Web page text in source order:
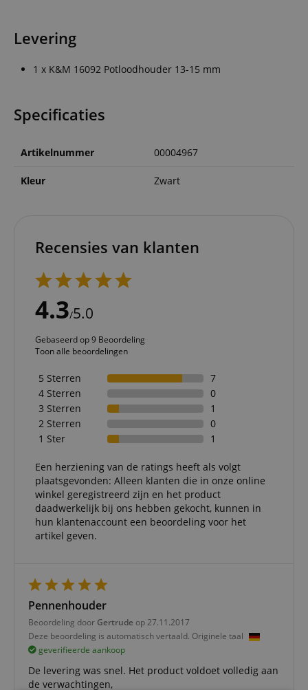
Levering
1 x K&M 16092 Potloodhouder 13-15 mm
Specificaties
Artikelnummer 00004967
Kleur Zwart
Recensies van klanten
4.3/5.0
Gebaseerd op 9 Beoordeling
Toon alle beoordelingen
5 Sterren
7
4 Sterren
0
3 Sterren
1
2 Sterren
0
1 Ster
1
Een herziening van de ratings heeft als volgt
plaatsgevonden: Alleen klanten die in onze online
winkel geregistreerd zijn en het product
daadwerkelijk bij ons hebben gekocht, kunnen in
hun klantenaccount een beoordeling voor het
artikel geven.
Pennenhouder
Beoordeling door Gertrude op 27.11.2017
Deze beoordeling is automatisch vertaald. Originele taal
geverifieerde aankoop
De levering was snel. Het product voldoet volledig aan
de verwachtingen,